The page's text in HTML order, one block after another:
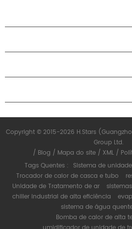
Copyright © 2015-2026 H.Stars
Group Ltd.
/ Blog / Mapa do site/ XML/
Tags Quentes :
Sistema de
Trocador de calor de casca e tubo
Unidade de Tratamento de ar
chiller industrial de alta eficiência
sistema de água
Bomba de calor de alta